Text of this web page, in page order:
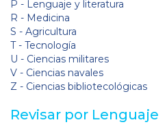
P - Lenguaje y literatura
R - Medicina
S - Agricultura
T - Tecnología
U - Ciencias militares
V - Ciencias navales
Z - Ciencias bibliotecológicas
Revisar por Lenguaje